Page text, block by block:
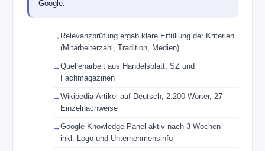
Google.
Relevanzprüfung ergab klare Erfüllung der Kriterien
(Mitarbeiterzahl, Tradition, Medien)
Quellenarbeit aus Handelsblatt, SZ und
Fachmagazinen
Wikipedia-Artikel auf Deutsch, 2.200 Wörter, 27
Einzelnachweise
Google Knowledge Panel aktiv nach 3 Wochen –
inkl. Logo und Unternehmensinfo